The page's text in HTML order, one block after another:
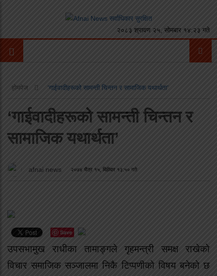
२०८३ श्रावण २५, सोमबार १४:२३ गते
होमपेज ‘गाईवादीहरूको सामन्ती चिन्तन र सामाजिक यथार्थता’
‘गाईवादीहरूको सामन्ती चिन्तन र
सामाजिक यथार्थता’
afnai news २०७४ चैत्र १५, बिहीबार १३:५० गते
Save
उपसभामुख राधीका तामाङ्गले गृहमन्त्री समक्ष राखेको
विचार समाजिक सञ्जालमा निकै टिप्पणीको विषय बनेको छ